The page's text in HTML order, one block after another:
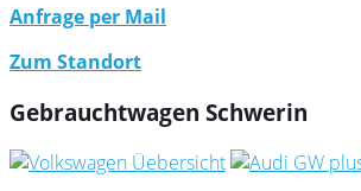
Anfrage per Mail
Zum Standort
Gebrauchtwagen Schwerin